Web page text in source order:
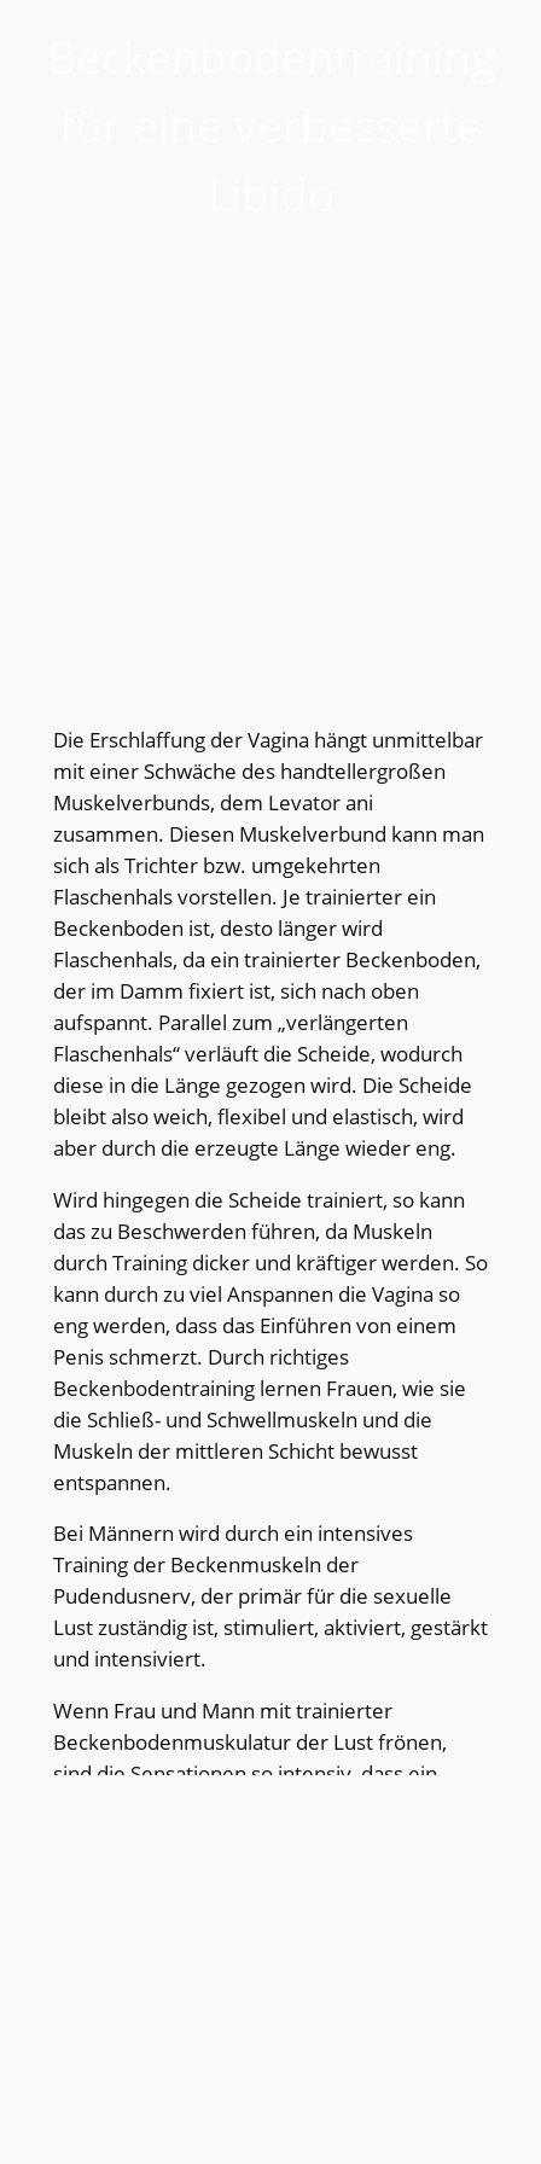
Die Erschlaffung der Vagina hängt unmittelbar
mit einer Schwäche des handtellergroßen
Muskelverbunds, dem Levator ani
zusammen. Diesen Muskelverbund kann man
sich als Trichter bzw. umgekehrten
Flaschenhals vorstellen. Je trainierter ein
Beckenboden ist, desto länger wird
Flaschenhals, da ein trainierter Beckenboden,
der im Damm fixiert ist, sich nach oben
aufspannt. Parallel zum „verlängerten
Flaschenhals“ verläuft die Scheide, wodurch
diese in die Länge gezogen wird. Die Scheide
bleibt also weich, flexibel und elastisch, wird
aber durch die erzeugte Länge wieder eng.
Wird hingegen die Scheide trainiert, so kann
das zu Beschwerden führen, da Muskeln
durch Training dicker und kräftiger werden. So
kann durch zu viel Anspannen die Vagina so
eng werden, dass das Einführen von einem
Penis schmerzt. Durch richtiges
Beckenbodentraining lernen Frauen, wie sie
die Schließ- und Schwellmuskeln und die
Muskeln der mittleren Schicht bewusst
entspannen.
Bei Männern wird durch ein intensives
Training der Beckenmuskeln der
Pudendusnerv, der primär für die sexuelle
Lust zuständig ist, stimuliert, aktiviert, gestärkt
und intensiviert.
Wenn Frau und Mann mit trainierter
Beckenbodenmuskulatur der Lust frönen,
sind die Sensationen so intensiv, dass ein